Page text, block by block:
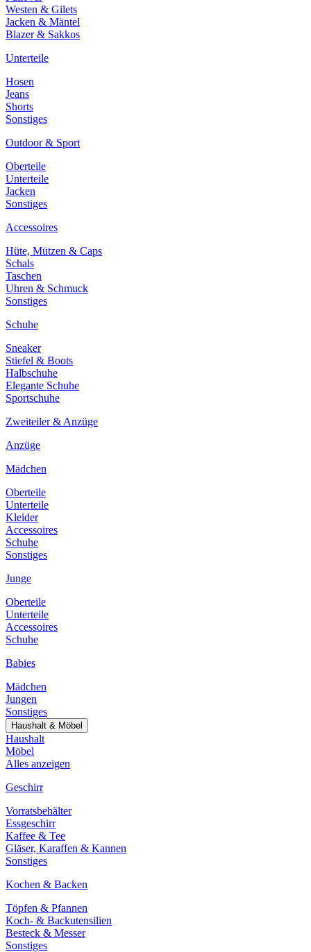
Westen & Gilets
Jacken & Mäntel
Blazer & Sakkos
Unterteile
Hosen
Jeans
Shorts
Sonstiges
Outdoor & Sport
Oberteile
Unterteile
Jacken
Sonstiges
Accessoires
Hüte, Mützen & Caps
Schals
Taschen
Uhren & Schmuck
Sonstiges
Schuhe
Sneaker
Stiefel & Boots
Halbschuhe
Elegante Schuhe
Sportschuhe
Zweiteiler & Anzüge
Anzüge
Mädchen
Oberteile
Unterteile
Kleider
Accessoires
Schuhe
Sonstiges
Junge
Oberteile
Unterteile
Accessoires
Schuhe
Babies
Mädchen
Jungen
Sonstiges
Haushalt & Möbel
Haushalt
Möbel
Alles anzeigen
Geschirr
Vorratsbehälter
Essgeschirr
Kaffee & Tee
Gläser, Karaffen & Kannen
Sonstiges
Kochen & Backen
Töpfen & Pfannen
Koch- & Backutensilien
Besteck & Messer
Sonstiges